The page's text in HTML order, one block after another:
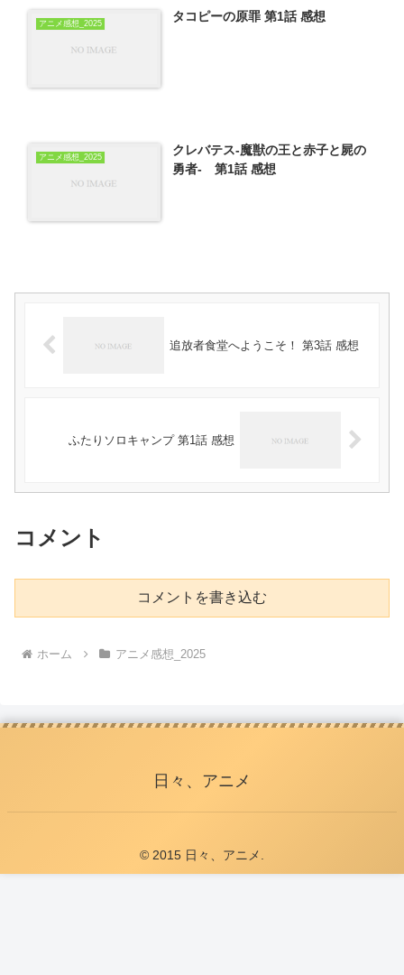
アニメ感想_2025 タコピーの原罪 第1話 感想
アニメ感想_2025
クレバテス-魔獣の王と赤子と屍の
勇者- 第1話 感想
追放者食堂へようこそ！ 第3話 感想
ふたりソロキャンプ 第1話 感想
コメント
コメントを書き込む
ホーム アニメ感想_2025
日々、アニメ
© 2015 日々、アニメ.